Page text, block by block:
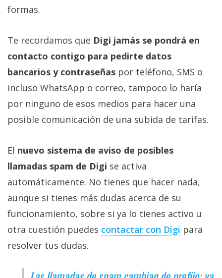
formas.
Te recordamos que Digi jamás se pondrá en
contacto contigo para pedirte datos
bancarios y contraseñas por teléfono, SMS o
incluso WhatsApp o correo, tampoco lo haría
por ninguno de esos medios para hacer una
posible comunicación de una subida de tarifas.
El nuevo sistema de aviso de posibles
llamadas spam de Digi se activa
automáticamente. No tienes que hacer nada,
aunque si tienes más dudas acerca de su
funcionamiento, sobre si ya lo tienes activo u
otra cuestión puedes contactar con Digi‎ para
resolver tus dudas.